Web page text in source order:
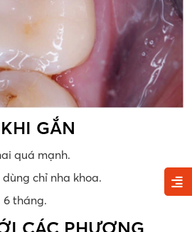
GẮN
quá mạnh.
chỉ nha khoa.
6 tháng.